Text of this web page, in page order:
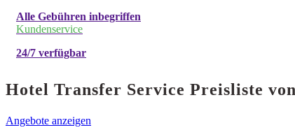
Alle Gebühren inbegriffen
Kundenservice
24/7 verfügbar
Hotel Transfer Service Preisliste
Angebote anzeigen